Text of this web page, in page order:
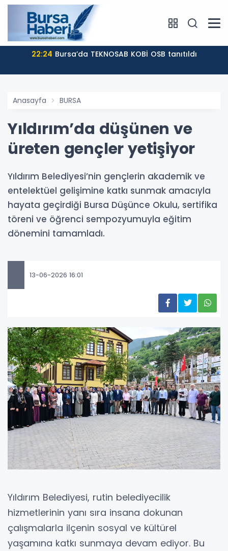
22:24 Bursa’da TEKNOSAB KOBİ OSB tanıtıldı
Anasayfa BURSA
Yıldırım’da düşünen ve
üreten gençler yetişiyor
Yıldırım Belediyesi’nin gençlerin akademik ve
entelektüel gelişimine katkı sunmak amacıyla
hayata geçirdiği Bursa Düşünce Okulu, sertifika
töreni ve öğrenci sempozyumuyla eğitim
dönemini tamamladı.
13-06-2026 16:01
Yıldırım Belediyesi, rutin belediyecilik
hizmetlerinin yanı sıra insana dokunan
çalışmalarla ilçenin sosyal ve kültürel
yaşamına katkı sunmaya devam ediyor. Bu